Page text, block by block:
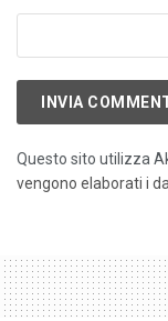
Questo sito utilizza
vengono elaborati i